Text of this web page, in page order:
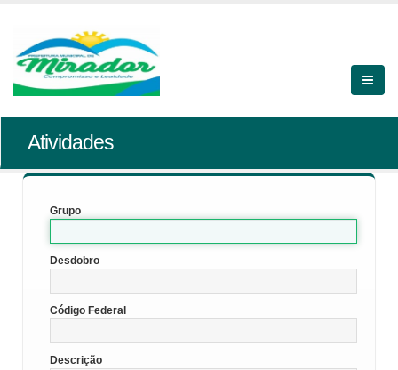
Atividades
Grupo
Desdobro
Código Federal
Descrição